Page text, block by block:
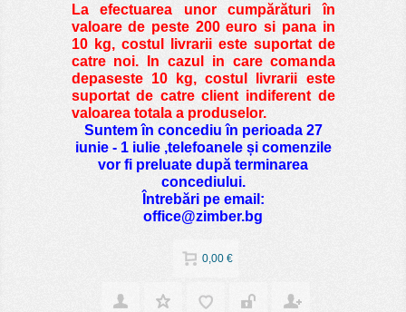
La efectuarea unor cumpărături în
valoare de peste200 euro si pana in
10 kg, costul livrarii este suportat de
catre noi. In cazul in care comanda
depaseste 10 kg, costul livrarii este
suportat de catre client indiferent de
valoarea totala a produselor.
Suntem în concediu în perioada 27
iunie - 1 iulie ,telefoanele și comenzile
vor fi preluate după terminarea
concediului.
Întrebări pe email:
office@zimber.bg
0,00 €